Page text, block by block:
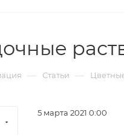
— Статьи —
5 марта 2021 0:00